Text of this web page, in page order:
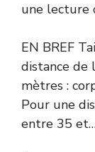
une lecture
EN BREF
distance de
mètres :
Pour une
entre 35